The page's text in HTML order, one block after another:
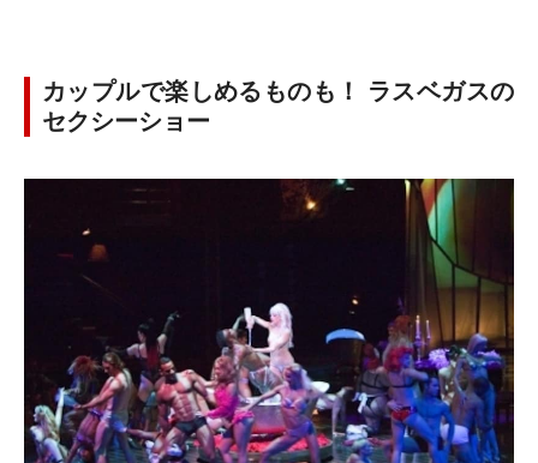
カップルで楽しめるものも！ ラスベガスの
セクシーショー